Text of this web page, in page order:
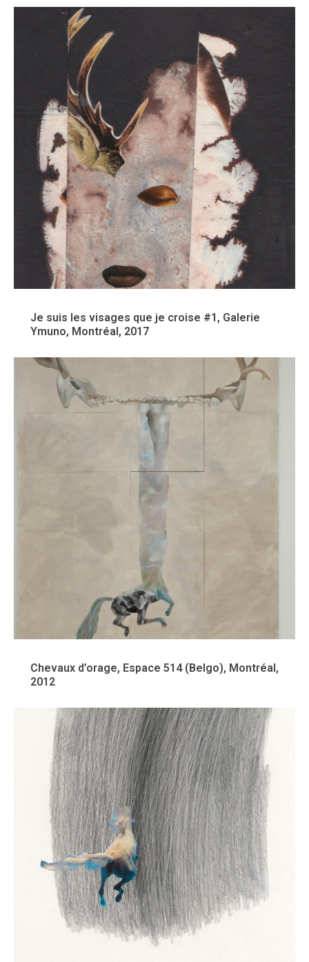
Je suis les visages que je croise #1, Galerie
Ymuno, Montréal, 2017
Chevaux d’orage, Espace 514 (Belgo), Montréal,
2012